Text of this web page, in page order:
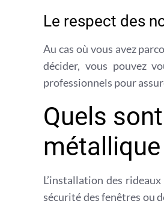
Le respect des
Au cas où vous avez
décider, vous pouvez
professionnels pour
Quels
métallique
L’installation des
sécurité des fenêtres ou